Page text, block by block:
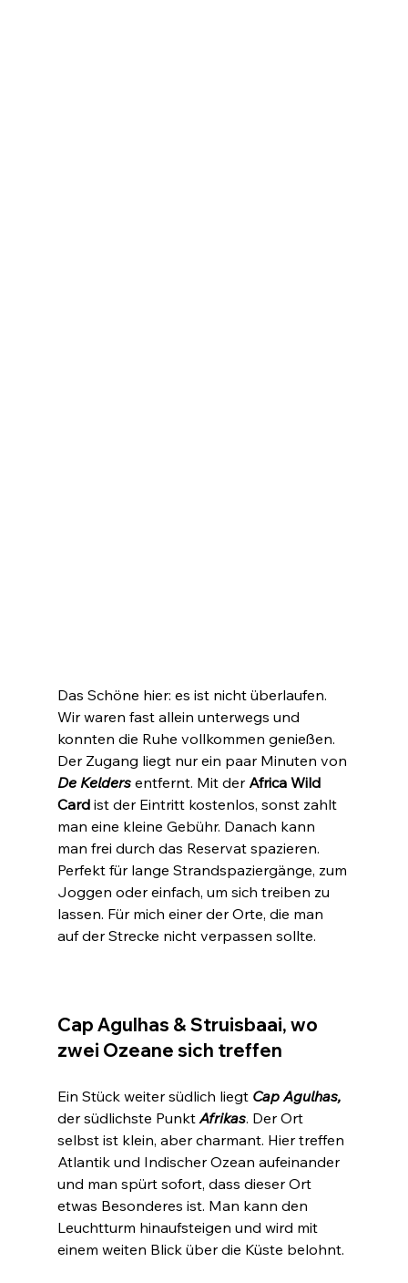
Das Schöne hier: es ist nicht überlaufen.
Wir waren fast allein unterwegs und
konnten die Ruhe vollkommen genießen.
Der Zugang liegt nur ein paar Minuten von
De Kelders entfernt. Mit der Africa Wild
Card ist der Eintritt kostenlos, sonst zahlt
man eine kleine Gebühr. Danach kann
man frei durch das Reservat spazieren.
Perfekt für lange Strandspaziergänge, zum
Joggen oder einfach, um sich treiben zu
lassen. Für mich einer der Orte, die man
auf der Strecke nicht verpassen sollte.
Cap Agulhas & Struisbaai, wo
zwei Ozeane sich treffen
Ein Stück weiter südlich liegt Cap Agulhas,
der südlichste Punkt Afrikas. Der Ort
selbst ist klein, aber charmant. Hier treffen
Atlantik und Indischer Ozean aufeinander
und man spürt sofort, dass dieser Ort
etwas Besonderes ist. Man kann den
Leuchtturm hinaufsteigen und wird mit
einem weiten Blick über die Küste belohnt.